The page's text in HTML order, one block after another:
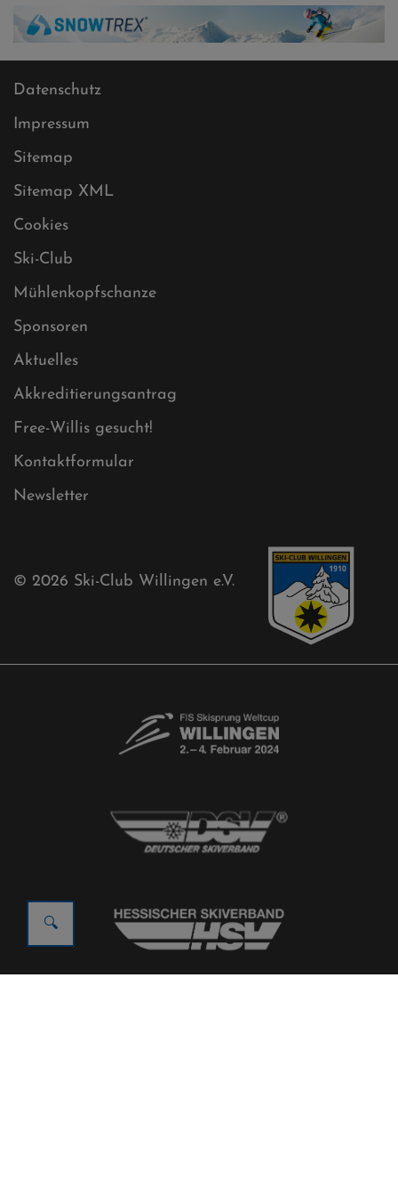
Datenschutz
Impressum
Sitemap
Sitemap XML
Cookies
Ski-Club
Mühlenkopfschanze
Sponsoren
Aktuelles
Akkreditierungsantrag
Free-Willis gesucht!
Kontaktformular
Newsletter
© 2026 Ski-Club Willingen e.V.